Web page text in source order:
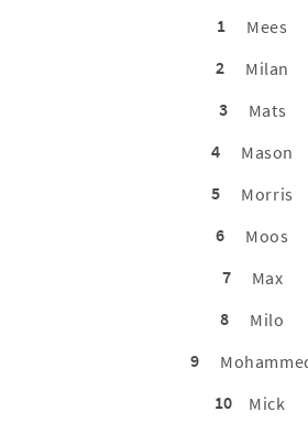
1
Mees
2
Milan
3
Mats
4
Mason
5
Morris
6
Moos
7
Max
8
Milo
9
10
Mick